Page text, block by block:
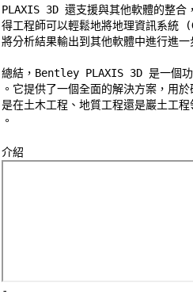
PLAXIS 3D 還支援與其他軟體的
得工程師可以輕鬆地將地理資訊系
將分析結果輸出到其他軟體中進行進
總結，Bentley PLAXIS 3D 是一個
。它提供了一個全面的解決方案，用
是在土木工程、地質工程還是巖土工
。
-